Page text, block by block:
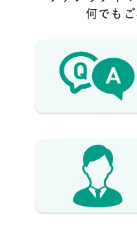
何でもご